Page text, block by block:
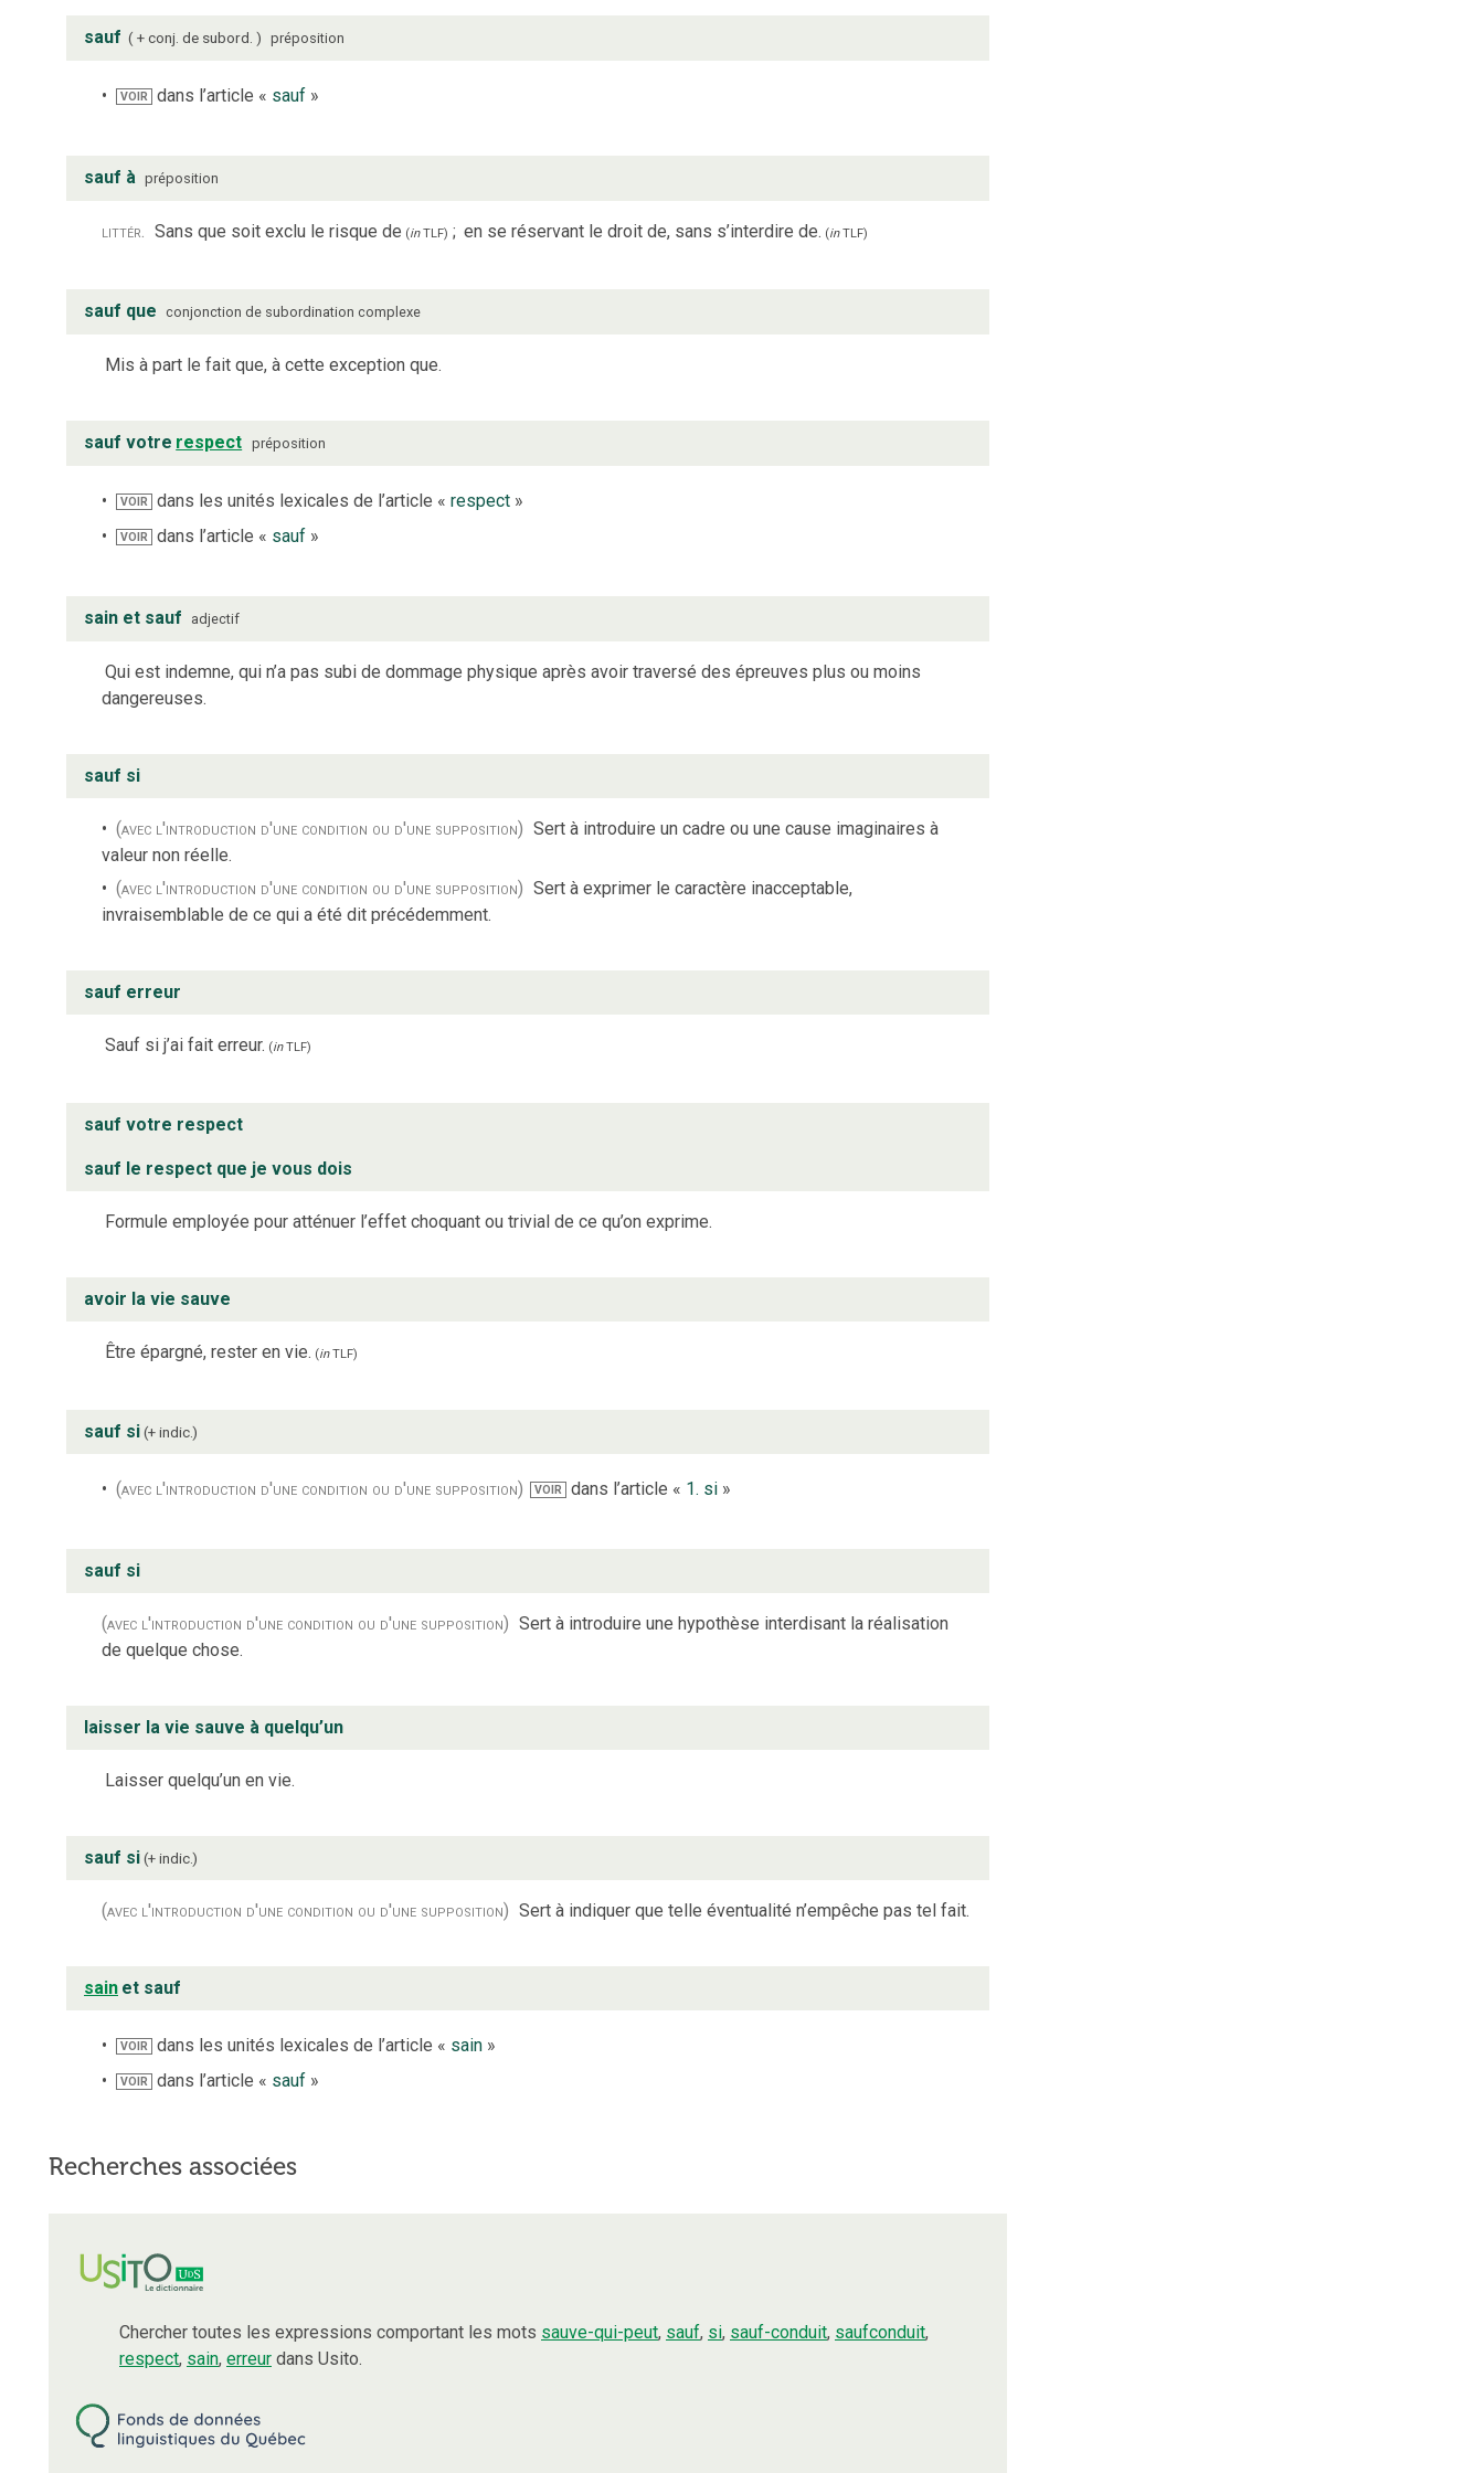
sauf + conj. de subord. préposition
VOIR dans l’article « sauf »
sauf à préposition
littér. Sans que soit exclu le risque de (inTLF) ; en se réservant le droit de, sans s’interdire de. (inTLF)
sauf que conjonction de subordination complexe
Mis à part le fait que, à cette exception que.
sauf votre respect préposition
VOIR dans les unités lexicales de l’article «respect »
VOIR dans l’article « sauf »
sain et sauf adjectif
Qui est indemne, qui n’a pas subi de dommage physique après avoir traversé des épreuves plus ou moins
dangereuses.
sauf si
(avec l'introduction d'une condition ou d'une supposition) Sert à introduire un cadre ou une cause imaginaires à
valeur non réelle.
(avec l'introduction d'une condition ou d'une supposition) Sert à exprimer le caractère inacceptable,
invraisemblable de ce qui a été dit précédemment.
sauf erreur
Sauf si j’ai fait erreur. (inTLF)
sauf votre respect
sauf le respect que je vous dois
Formule employée pour atténuer l’effet choquant ou trivial de ce qu’on exprime.
avoir la vie sauve
Être épargné, rester en vie. (inTLF)
sauf si + indic.
(avec l'introduction d'une condition ou d'une supposition) VOIR dans l’article « 1. si»
sauf si
(avec l'introduction d'une condition ou d'une supposition) Sert à introduire une hypothèse interdisant la réalisation
de quelque chose.
laisser la vie sauve à quelqu’un
Laisser quelqu’un en vie.
sauf si + indic.
(avec l'introduction d'une condition ou d'une supposition) Sert à indiquer que telle éventualité n’empêche pas tel fait.
sain et sauf
VOIR dans les unités lexicales de l’article « sain »
VOIR dans l’article « sauf »
Recherches associées
Chercher toutes les expressions comportant les mots sauve-qui-peut, sauf, si, sauf-conduit, saufconduit,
respect, sain, erreur dans Usito.